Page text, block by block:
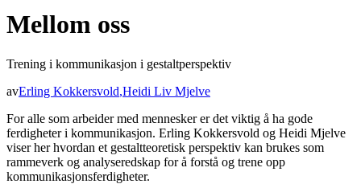
Mellom oss
Trening i kommunikasjon i gestaltperspektiv
avErling Kokkersvold,Heidi Liv Mjelve
For alle som arbeider med mennesker er det viktig å ha gode
ferdigheter i kommunikasjon. Erling Kokkersvold og Heidi Mjelve
viser her hvordan et gestaltteoretisk perspektiv kan brukes som
rammeverk og analyseredskap for å forstå og trene opp
kommunikasjonsferdigheter.